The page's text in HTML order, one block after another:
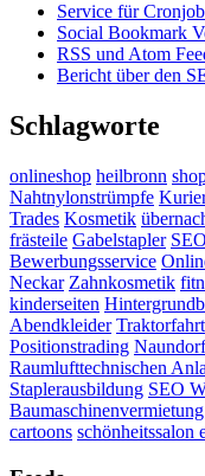
Service für
Social Bookmark
RSS und Atom
Bericht über den
Schlagworte
onlineshop heilbronn
Nahtnylonstrümpfe
Trades Kosmetik
frästeile Gabelstapler
Bewerbungsservice
Neckar Zahnkosmetik
kinderseiten
Abendkleider Traktorfahrt
Positionstrading Naundorf
Raumlufttechnischen
Staplerausbildung SEO
cartoons schönheitssalon